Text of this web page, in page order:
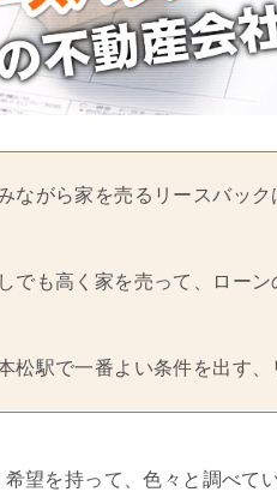
ながら家を売るリースバッ
でも高く家を売って、ロー
松駅で一番よい条件を出す
希望を持って、色々と調べて